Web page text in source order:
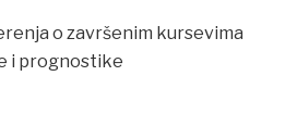
o završenim kursevima
i prognostike